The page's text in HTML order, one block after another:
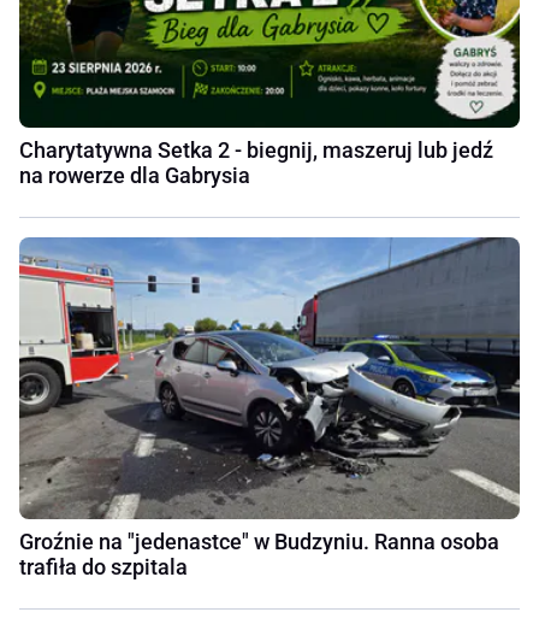
Charytatywna Setka 2 - biegnij, maszeruj lub jedź
na rowerze dla Gabrysia
Groźnie na "jedenastce" w Budzyniu. Ranna osoba
trafiła do szpitala